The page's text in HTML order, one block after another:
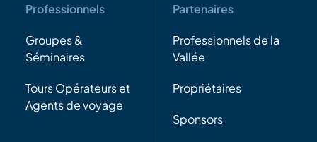
Professionnels
Groupes &
Séminaires
Tours Opérateurs et
Agents de voyage
Partenaires
Professionnels de la
Vallée
Propriétaires
Sponsors